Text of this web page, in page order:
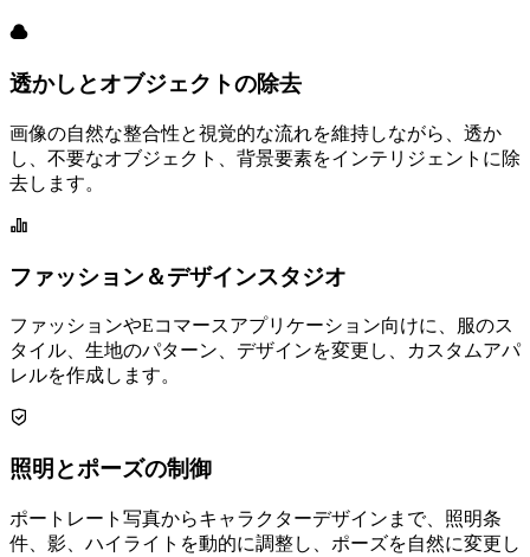
透かしとオブジェクトの除去
画像の自然な整合性と視覚的な流れを維持しながら、透か
し、不要なオブジェクト、背景要素をインテリジェントに除
去します。
ファッション＆デザインスタジオ
ファッションやEコマースアプリケーション向けに、服のス
タイル、生地のパターン、デザインを変更し、カスタムアパ
レルを作成します。
照明とポーズの制御
ポートレート写真からキャラクターデザインまで、照明条
件、影、ハイライトを動的に調整し、ポーズを自然に変更し